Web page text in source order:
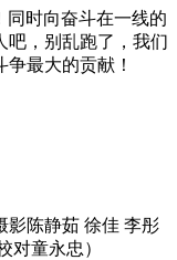
同时向奋斗在一线的
吧，别乱跑了，我们
最大的贡献！
影陈静茹 徐佳 李彤
对童永忠）